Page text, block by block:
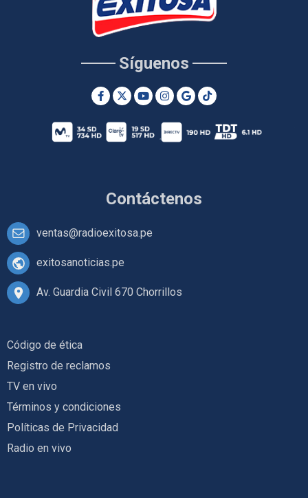
Contáctenos
ventas@radioexitosa.pe
exitosanoticias.pe
Av. Guardia Civil 670 Chorrillos
Síguenos
Código de ética
Registro de reclamos
TV en vivo
Términos y condiciones
Políticas de Privacidad
Radio en vivo